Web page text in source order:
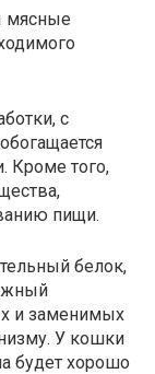
мясные
с
Кроме того,
пищи.
белок,
и заменимых
У кошки
будет хорошо